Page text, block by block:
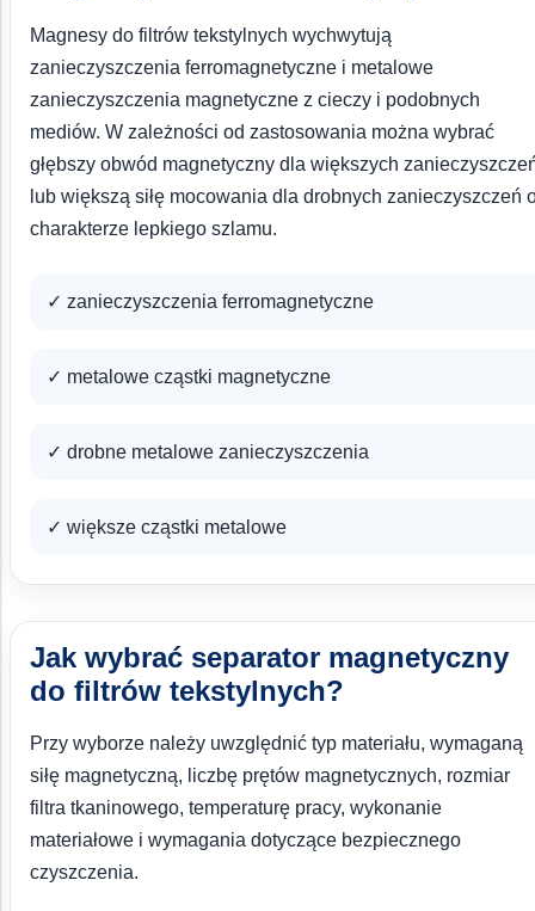
Magnesy do filtrów tekstylnych wychwytują
zanieczyszczenia ferromagnetyczne i metalowe
zanieczyszczenia magnetyczne z cieczy i podobnych
mediów. W zależności od zastosowania można wybrać
głębszy obwód magnetyczny dla większych
lub większą siłę mocowania dla drobnych zanieczyszczeń
charakterze lepkiego szlamu.
✓ zanieczyszczenia ferromagnetyczne
✓ metalowe cząstki magnetyczne
✓ drobne metalowe zanieczyszczenia
✓ większe cząstki metalowe
Jak wybrać separator magnetyczny
do filtrów tekstylnych?
Przy wyborze należy uwzględnić typ materiału, wymaganą
siłę magnetyczną, liczbę prętów magnetycznych, rozmiar
filtra tkaninowego, temperaturę pracy, wykonanie
materiałowe i wymagania dotyczące bezpiecznego
czyszczenia.